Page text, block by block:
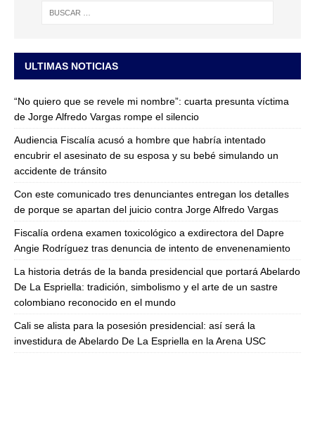
ULTIMAS NOTICIAS
“No quiero que se revele mi nombre”: cuarta presunta víctima
de Jorge Alfredo Vargas rompe el silencio
Audiencia Fiscalía acusó a hombre que habría intentado
encubrir el asesinato de su esposa y su bebé simulando un
accidente de tránsito
Con este comunicado tres denunciantes entregan los detalles
de porque se apartan del juicio contra Jorge Alfredo Vargas
Fiscalía ordena examen toxicológico a exdirectora del Dapre
Angie Rodríguez tras denuncia de intento de envenenamiento
La historia detrás de la banda presidencial que portará Abelardo
De La Espriella: tradición, simbolismo y el arte de un sastre
colombiano reconocido en el mundo
Cali se alista para la posesión presidencial: así será la
investidura de Abelardo De La Espriella en la Arena USC